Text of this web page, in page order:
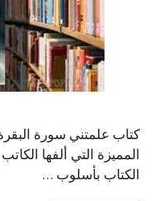
المميزة التي ألفها
الكتاب بأسلوب …